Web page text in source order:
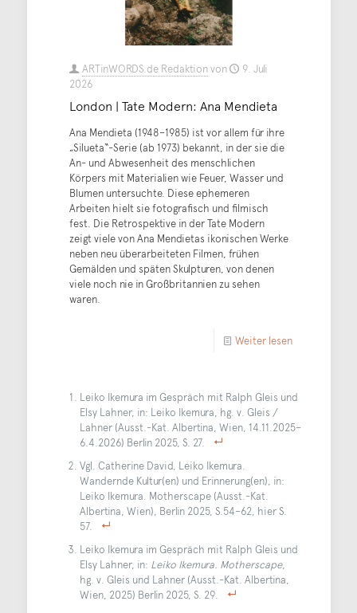
ARTinWORDS.de Redaktionvon
9. Juli
2026
London | Tate Modern: Ana Mendieta
Ana Mendieta (1948–1985) ist vor allem für ihre
„Silueta“-Serie (ab 1973) bekannt, in der sie die
An- und Abwesenheit des menschlichen
Körpers mit Materialien wie Feuer, Wasser und
Blumen untersuchte. Diese ephemeren
Arbeiten hielt sie fotografisch und filmisch
fest. Die Retrospektive in der Tate Modern
zeigt viele von Ana Mendietas ikonischen Werke
neben neu überarbeiteten Filmen, frühen
Gemälden und späten Skulpturen, von denen
viele noch nie in Großbritannien zu sehen
waren.
Weiter lesen
Leiko Ikemura im Gespräch mit Ralph Gleis und
Elsy Lahner, in: Leiko Ikemura, hg. v. Gleis /
Lahner (Ausst.-Kat. Albertina, Wien, 14.11.2025–
6.4.2026) Berlin 2025, S. 27.
Vgl. Catherine David, Leiko Ikemura.
Wandernde Kultur(en) und Erinnerung(en), in:
Leiko Ikemura. Motherscape (Ausst.-Kat.
Albertina, Wien), Berlin 2025, S.54–62, hier S.
57.
Leiko Ikemura im Gespräch mit Ralph Gleis und
Elsy Lahner, in: Leiko Ikemura. Motherscape,
hg. v. Gleis und Lahner (Ausst.-Kat. Albertina,
Wien, 2025) Berlin 2025, S. 29.